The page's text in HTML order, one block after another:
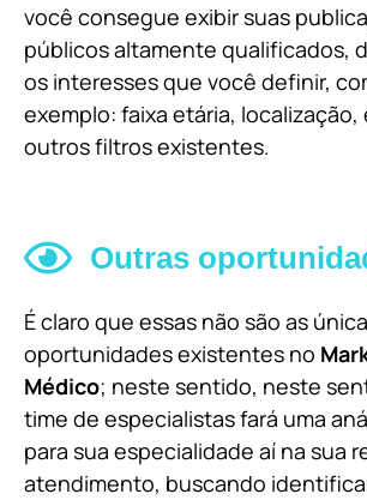
você consegue exibir suas
públicos altamente qualificados,
os interesses que você definir,
exemplo: faixa etária, localização,
outros filtros existentes.
Outras
É claro que essas não são as
oportunidades existentes no
Médico; neste sentido, neste
time de especialistas fará uma
para sua especialidade aí na sua
atendimento, buscando